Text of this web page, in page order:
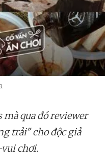
mà qua đó reviewer
trải" cho độc giả
chơi.